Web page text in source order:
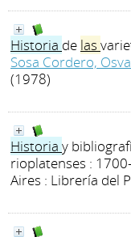
Historia de las
Sosa Cordero,
(1978)
Historia y
rioplatenses :
Aires : Librería del